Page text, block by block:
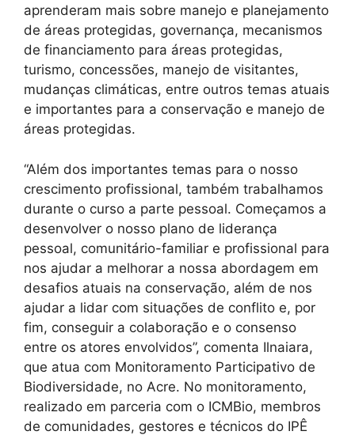
aprenderam mais sobre manejo e planejamento
de áreas protegidas, governança, mecanismos
de financiamento para áreas protegidas,
turismo, concessões, manejo de visitantes,
mudanças climáticas, entre outros temas atuais
e importantes para a conservação e manejo de
áreas protegidas.
“Além dos importantes temas para o nosso
crescimento profissional, também trabalhamos
durante o curso a parte pessoal. Começamos a
desenvolver o nosso plano de liderança
pessoal, comunitário-familiar e profissional para
nos ajudar a melhorar a nossa abordagem em
desafios atuais na conservação, além de nos
ajudar a lidar com situações de conflito e, por
fim, conseguir a colaboração e o consenso
entre os atores envolvidos”, comenta Ilnaiara,
que atua com Monitoramento Participativo de
Biodiversidade, no Acre. No monitoramento,
realizado em parceria com o ICMBio, membros
de comunidades, gestores e técnicos do IPÊ